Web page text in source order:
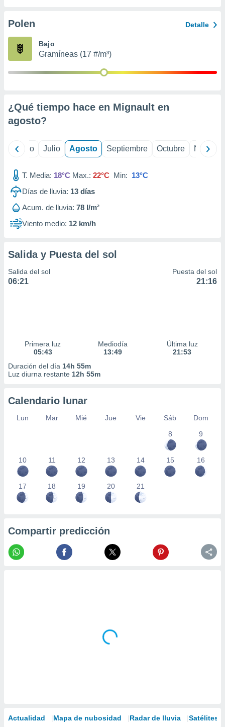
e
mediante
de
1199
Polen Detalle
Bajo
Gramíneas (17 #/m³)
¿Qué tiempo hace en Mignault en
agosto?
Junio Julio Agosto Septiembre Octubre
T. Media: 18°C Max.: 22°C Min: 13°C
Días de lluvia: 13 días
Acum. de lluvia: 78 l/m²
Viento medio: 12 km/h
Salida y Puesta del sol
Salida del sol
06:21
Puesta del sol
21:16
Primera luz
05:43
Mediodía
13:49
Última luz
21:53
Duración del día 14h 55m
Luz diurna restante 12h 55m
Calendario lunar
Lun Mar Mié Jue Vie Sáb
Dom
8
9
10 11 12 13 14 15 16
17 18 19 20 21
Compartir predicción
Actualidad Mapa de nubosidad Radar de lluvia Satélites